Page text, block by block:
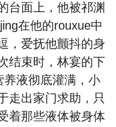
台面上，他被祁渊
在他的rouxue中
，爱抚他颤抖的身
结束时，林宴的下
养液彻底灌满，小
走出家门求助，只
着那些液体被身体